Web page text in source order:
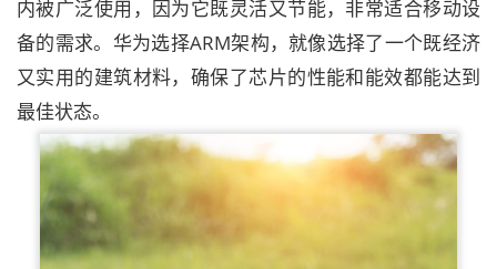
内被广泛使用，因为它既灵活又节能，非常适合移动设
备的需求。华为选择ARM架构，就像选择了一个既经济
又实用的建筑材料，确保了芯片的性能和能效都能达到
最佳状态。